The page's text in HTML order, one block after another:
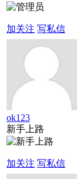
加关注 写私信
ok123
新手上路
加关注 写私信